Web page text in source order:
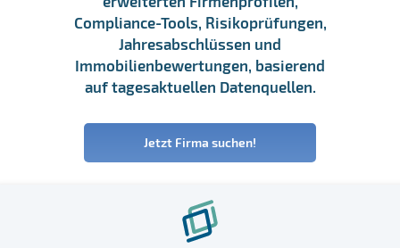
Compliance-Tools, Risikoprüfungen,
Jahresabschlüssen und
Immobilienbewertungen, basierend
auf tagesaktuellen Datenquellen.
Jetzt Firma suchen!